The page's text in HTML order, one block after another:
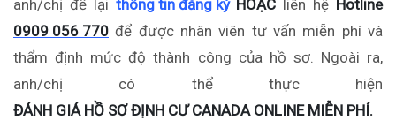
anh/chị để lại thông tin đăng ký HOẶC liên hệ Hotline
0909 056 770 để được nhân viên tư vấn miễn phí và
thẩm định mức độ thành công của hồ sơ. Ngoài ra,
anh/chị có thể thực hiện
ĐÁNH GIÁ HỒ SƠ ĐỊNH CƯ CANADA ONLINE MIỄN PHÍ.